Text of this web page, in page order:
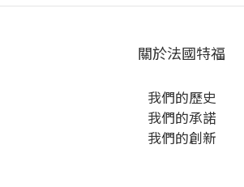
關於法國特福
我們的歷史
我們的承諾
我們的創新